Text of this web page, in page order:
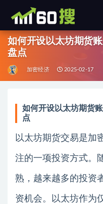
如何开设以太坊期货
盘点
加密经济 2025-02-17
如何开设以太坊期货
点
以太坊期货交易是加
注的一项投资方式。
熟，越来越多的投资
资机会。以太坊作为